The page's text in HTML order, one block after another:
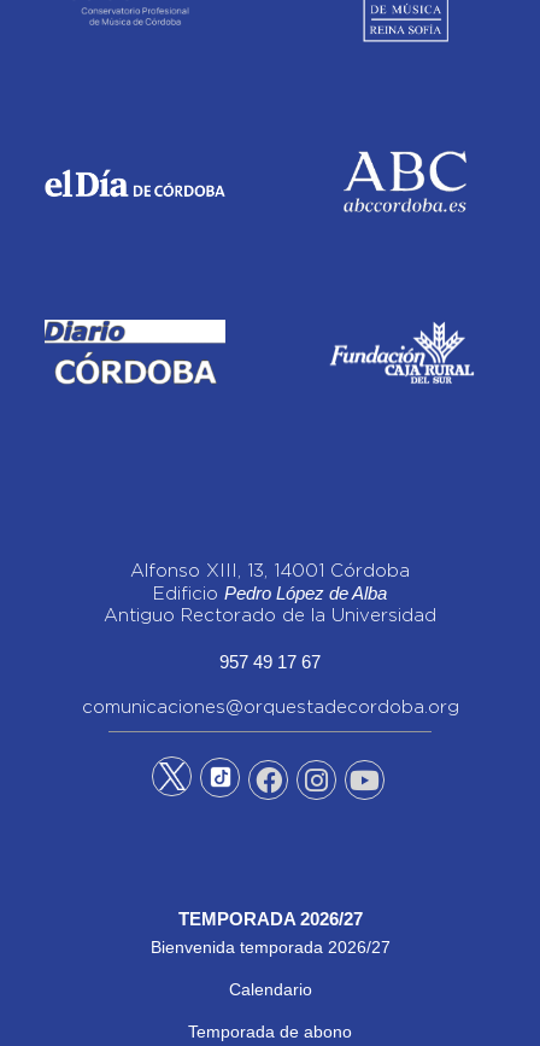
Alfonso XIII, 13, 14001 Córdoba
Edificio Pedro López de Alba
Antiguo Rectorado de la Universidad
957 49 17 67
comunicaciones@orquestadecordoba.org
TEMPORADA 2026/27
Bienvenida temporada 2026/27
Calendario
Temporada de abono